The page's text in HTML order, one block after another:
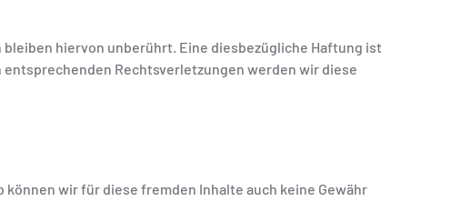
hiervon unberührt. Eine diesbezügliche Haftung ist
Rechtsverletzungen werden wir diese
wir für diese fremden Inhalte auch keine Gewähr